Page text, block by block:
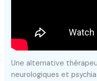
Une alternative
neurologiques et